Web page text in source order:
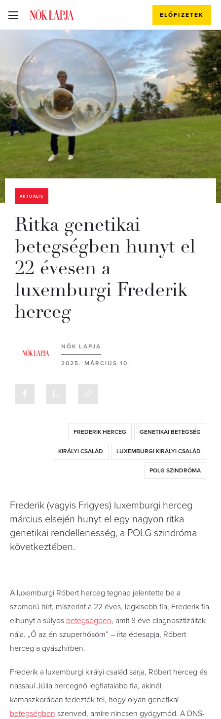
ELŐFIZETEK
AKTUÁLIS
Ritka genetikai
betegségben hunyt el
22 évesen a
luxemburgi Frederik
herceg
NŐK LAPJA
2025. MÁRCIUS 10.
FREDERIK HERCEG GENETIKAI BETEGSÉG
KIRÁLYI CSALÁD LUXEMBURGI KIRÁLYI CSALÁD
POLG SZINDRÓMA
Frederik (vagyis Frigyes) luxemburgi herceg
március elsején hunyt el egy nagyon ritka
genetikai rendellenesség, a POLG szindróma
következtében.
A luxemburgi Róbert herceg tegnap jelentette be a
szomorú hírt, miszerint a 22 éves, legkisebb fia, Frederik fia
elhunyt a súlyos betegségben, amit 8 éve diagnosztizáltak
nála. „Ő az én szuperhősöm” – írta édesapja, Róbert
herceg a gyászhírben.
Frederik a luxemburgi királyi család sarja, Róbert herceg és
nassaui Júlia hercegnő legfiatalabb fia, akinél
kamaszkorában fedezték fel, hogy olyan genetikai
betegségben szenved, amire nincsen gyógymód. A DNS-